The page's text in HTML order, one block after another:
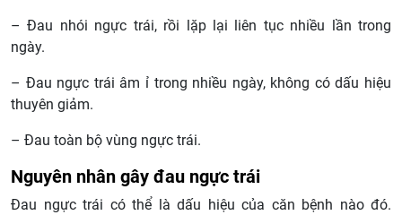
– Đau nhói ngực trái, rồi lặp lại liên tục nhiều lần trong
ngày.
– Đau ngực trái âm ỉ trong nhiều ngày, không có dấu hiệu
thuyên giảm.
– Đau toàn bộ vùng ngực trái.
Nguyên nhân gây đau ngực trái
Đau ngực trái có thể là dấu hiệu của căn bệnh nào đó.